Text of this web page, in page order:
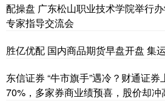
配操盘 广东松山职业技术学院举行
专家指导交流会
胜亿优配 国内商品期货早盘开盘 集
东信证券 “牛市旗手”遇冷？财通证
70%，多家券商业绩预喜，股价却冲